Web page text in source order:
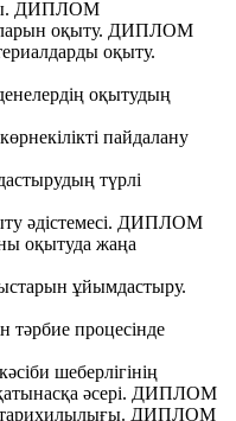
ДИПЛОМ
оқыту. ДИПЛОМ
оқыту.
оқытудың
пайдалану
түрлі
әдістемесі. ДИПЛОМ
оқытуда жаңа
ұйымдастыру.
тәрбие процесінде
шеберлігінің
әсері. ДИПЛОМ
тарихилылығы. ДИПЛОМ